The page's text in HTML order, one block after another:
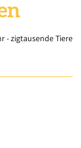
- zigtausende Tiere